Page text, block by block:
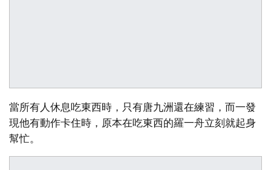
當所有人休息吃東西時，只有唐九洲還在練習，而一發
現他有動作卡住時，原本在吃東西的羅一舟立刻就起身
幫忙。